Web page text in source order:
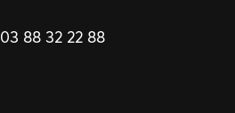
03 88 32 22 88